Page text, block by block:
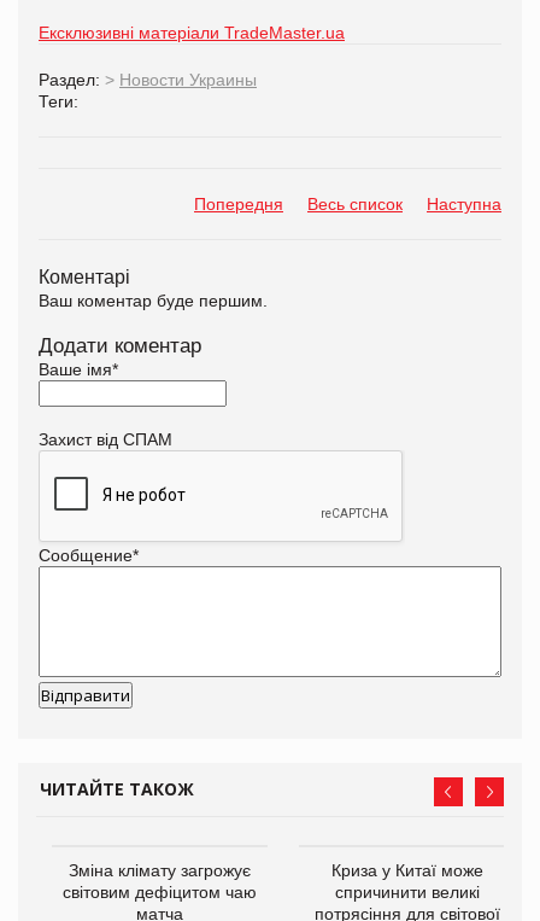
Ексклюзивні матеріали TradeMaster.ua
Раздел: > Новости Украины
Теги:
Попередня Весь список Наступна
Коментарі
Ваш коментар буде першим.
Додати коментар
Ваше імя*
Захист від СПАМ
Сообщение*
ЧИТАЙТЕ ТАКОЖ
Зміна клімату загрожує
світовим дефіцитом чаю
матча
Криза у Китаї може
спричинити великі
потрясіння для світової